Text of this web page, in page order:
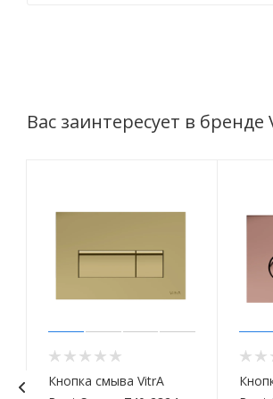
Вас заинтересует в бренде
Кнопка смыва VitrA